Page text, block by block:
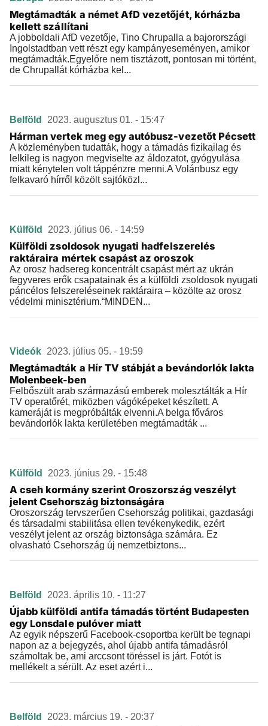
Megtámadták a német AfD vezetőjét, kórházba
kellett szállítani
A jobboldali AfD vezetője, Tino Chrupalla a bajorországi
Ingolstadtban vett részt egy kampányeseményen, amikor
megtámadták.Egyelőre nem tisztázott, pontosan mi történt,
de Chrupallát kórházba kel...
Belföld 2023. augusztus 01. - 15:47
Hárman vertek meg egy autóbusz-vezetőt Pécsett
A közleményben tudatták, hogy a támadás fizikailag és
lelkileg is nagyon megviselte az áldozatot, gyógyulása
miatt kénytelen volt táppénzre menni.A Volánbusz egy
felkavaró hírről közölt sajtóközl...
Külföld 2023. július 06. - 14:59
Külföldi zsoldosok nyugati hadfelszerelés
raktáraira mértek csapást az oroszok
Az orosz hadsereg koncentrált csapást mért az ukrán
fegyveres erők csapatainak és a külföldi zsoldosok nyugati
páncélos felszereléseinek raktáraira – közölte az orosz
védelmi minisztérium.“MINDEN...
Videók 2023. július 05. - 19:59
Megtámadták a Hír TV stábját a bevándorlók lakta
Molenbeek-ben
Felbőszült arab származású emberek molesztálták a Hír
TV operatőrét, miközben vágóképeket készített. A
kameráját is megpróbálták elvenni.A belga főváros
bevándorlók lakta kerületében megtámadták ...
Külföld 2023. június 29. - 15:48
A cseh kormány szerint Oroszország veszélyt
jelent Csehország biztonságára
Oroszország tervszerűen Csehország politikai, gazdasági
és társadalmi stabilitása ellen tevékenykedik, ezért
veszélyt jelent az ország biztonsága számára. Ez
olvasható Csehország új nemzetbiztons...
Belföld 2023. április 10. - 11:27
Újabb külföldi antifa támadás történt Budapesten
egy Lonsdale pulóver miatt
Az egyik népszerű Facebook-csoportba került be tegnapi
napon az a bejegyzés, ahol újabb antifa támadásról
számoltak be, ami arccsont töréssel is járt. Fotót is
mellékelt a sérült. Az eset azért i...
Belföld 2023. március 19. - 20:37